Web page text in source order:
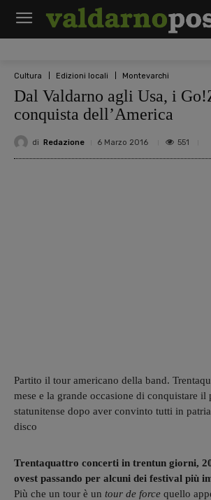
Cultura Edizioni locali Montevarchi
Dal Valdarno agli Usa, i
conquista dell’America
di Redazione 6 Marzo 2016 551
Partito il tour americano della band.
mese e la grande occasione di conquistare il
statunitense dopo aver convinto tutti in
disco
Trentaquattro concerti in trentun giorni,
ovest passando per alcuni dei festival più
Più che un tour è un tour de force quello